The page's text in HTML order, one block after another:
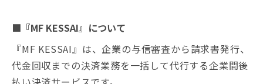
■『MF KESSAI』について
『MF KESSAI』は、企業の与信審査から請求書発行、
代金回収までの決済業務を一括して代行する企業間後